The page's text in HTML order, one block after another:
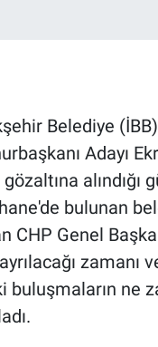
Belediye
Adayı
alındığı
bulunan
CHP Genel
zamanı
buluşmaların ne